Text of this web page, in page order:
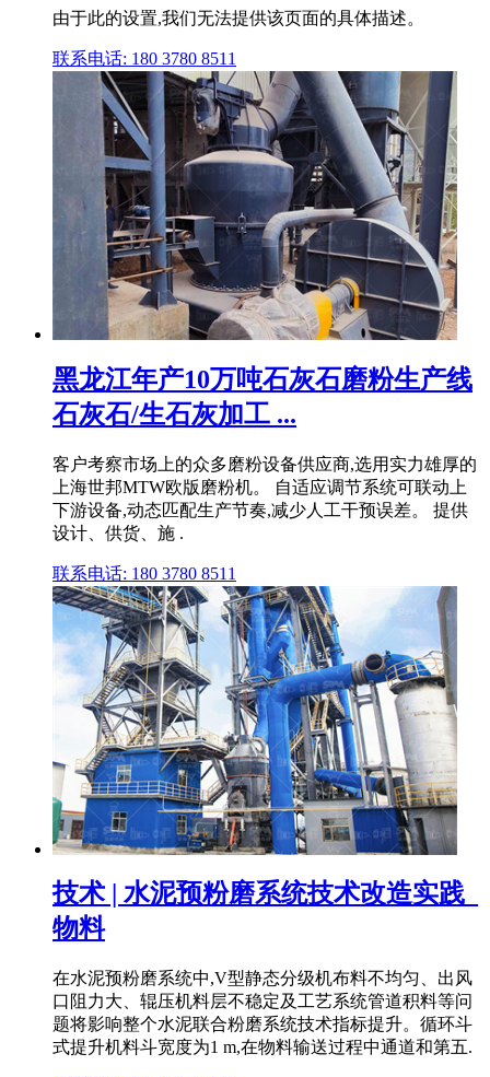
由于此的设置,我们无法提供该页面的具体描述。
联系电话: 180 3780 8511
黑龙江年产10万吨石灰石磨粉生产线
石灰石/生石灰加工 ...
客户考察市场上的众多磨粉设备供应商,选用实力雄厚的
上海世邦MTW欧版磨粉机。 自适应调节系统可联动上
下游设备,动态匹配生产节奏,减少人工干预误差。 提供
设计、供货、施 .
联系电话: 180 3780 8511
技术 | 水泥预粉磨系统技术改造实践_
物料
在水泥预粉磨系统中,V型静态分级机布料不均匀、出风
口阻力大、辊压机料层不稳定及工艺系统管道积料等问
题将影响整个水泥联合粉磨系统技术指标提升。循环斗
式提升机料斗宽度为1 m,在物料输送过程中通道和第五.